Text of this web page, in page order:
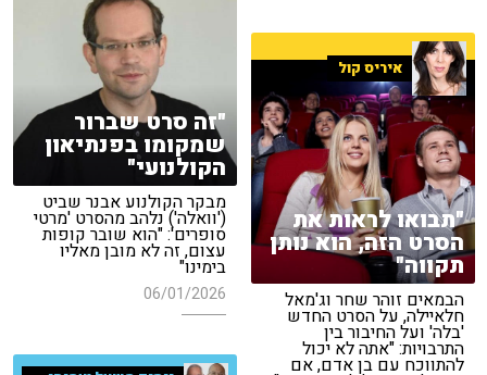
"זה סרט שברור
שמקומו בפנתיאון
הקולנועי"
מבקר הקולנוע אבנר שביט
('וואלה') נלהב מהסרט 'מרטי
סופרים': "הוא שובר קופות
עצום, זה לא מובן מאליו
בימינו"
06/01/2026
איריס קול
"תבואו לראות את
הסרט הזה, הוא נותן
תקווה"
הבמאים זוהר שחר וג'מאל
חלאיילה, על הסרט החדש
'בלה' ועל החיבור בין
התרבויות: "אתה לא יכול
להתווכח עם בן אדם, אם